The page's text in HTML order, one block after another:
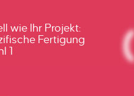
wie Ihr Projekt:
Fertigung
1